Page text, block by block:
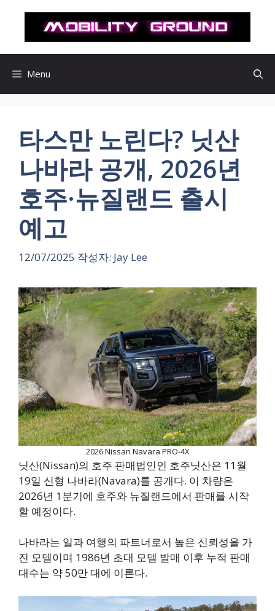
로
Menu
타스만 노린다? 닛산
나바라 공개, 2026년
호주·뉴질랜드 출시
예고
12/07/2025 작성자: Jay Lee
2026 Nissan Navara PRO-4X
닛산(Nissan)의 호주 판매법인인 호주닛산은 11월
19일 신형 나바라(Navara)를 공개다. 이 차량은
2026년 1분기에 호주와 뉴질랜드에서 판매를 시작
할 예정이다.
나바라는 일과 여행의 파트너로서 높은 신뢰성을 가
진 모델이며 1986년 초대 모델 발매 이후 누적 판매
대수는 약 50만 대에 이른다.